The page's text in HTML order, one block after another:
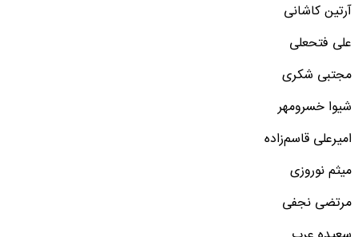
آرتین کاشانی
علی فتحعلی
مجتبی شکری
شیوا خسرومهر
امیرعلی قاسم‌زاده
میثم نوروزی
مرتضی نجفی